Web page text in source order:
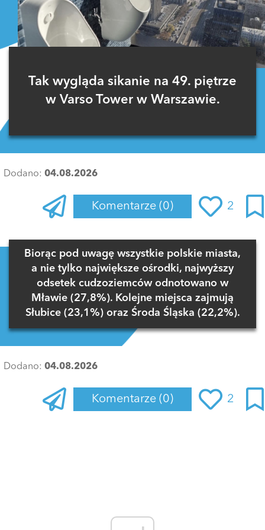
Tak wygląda sikanie na 49. piętrze
w Varso Tower w Warszawie.
Dodano: 04.08.2026
Komentarze (0) 2
Biorąc pod uwagę wszystkie polskie miasta,
a nie tylko największe ośrodki, najwyższy
odsetek cudzoziemców odnotowano w
Mławie (27,8%). Kolejne miejsca zajmują
Słubice (23,1%) oraz Środa Śląska (22,2%).
Dodano: 04.08.2026
Komentarze (0) 2